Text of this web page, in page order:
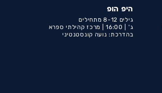
היפ הופ
גילים 8-12 מתחילים
ג' |
16:00 |
מרכז קהילתי ספרא
בהדרכת: נועה קונסטנטיני